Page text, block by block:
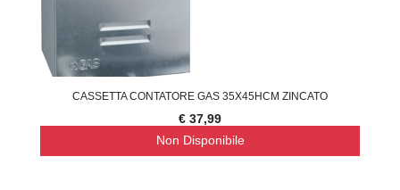
CASSETTA CONTATORE GAS 35X45HCM ZINCATO
€ 37,99
Non Disponibile